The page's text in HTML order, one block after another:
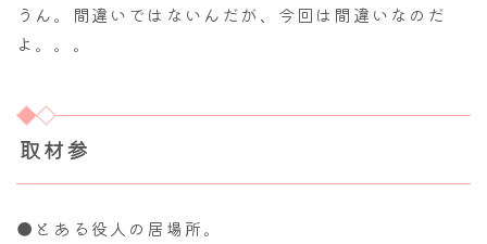
うん。間違いではないんだが、今回は間違いなのだ
よ。。。
取材参
●とある役人の居場所。